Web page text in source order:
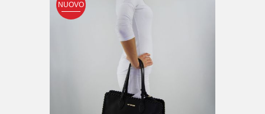
NUOVO